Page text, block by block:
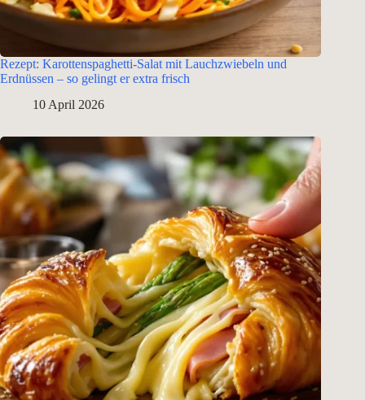
Rezept: Karottenspaghetti-Salat mit Lauchzwiebeln und
Erdnüssen – so gelingt er extra frisch
10 April 2026